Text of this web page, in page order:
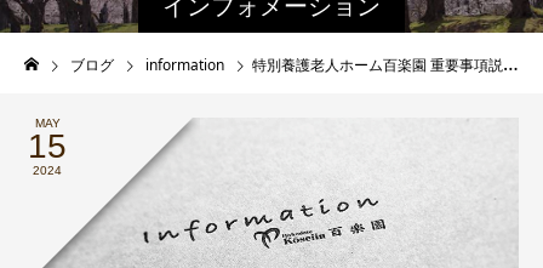
ブログ information 特別養護老人ホーム百楽園 重要事項説明書
MAY
15
2024